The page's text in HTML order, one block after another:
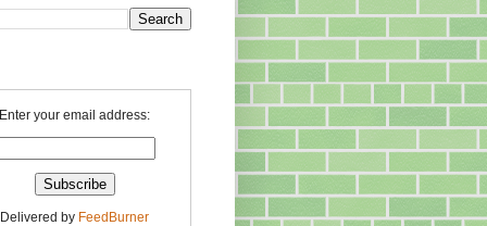
Enter your email address:
Delivered by FeedBurner